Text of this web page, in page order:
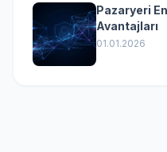
Pazaryeri
Avantajları
01.01.2026